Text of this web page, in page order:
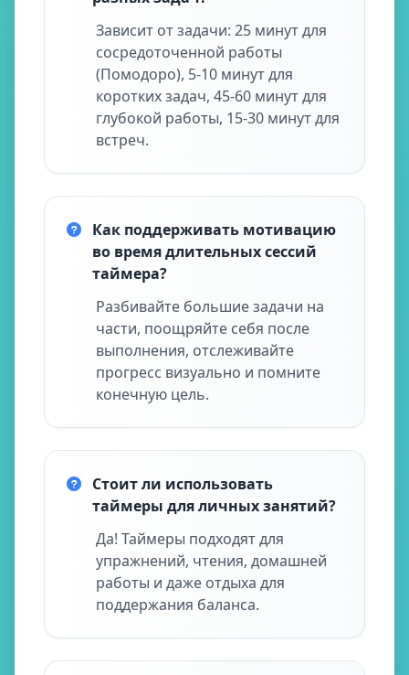
Зависит от задачи: 25 минут для
сосредоточенной работы
(Помодоро), 5-10 минут для
коротких задач, 45-60 минут для
глубокой работы, 15-30 минут для
встреч.
Как поддерживать мотивацию
во время длительных сессий
таймера?
Разбивайте большие задачи на
части, поощряйте себя после
выполнения, отслеживайте
прогресс визуально и помните
конечную цель.
Стоит ли использовать
таймеры для личных занятий?
Да! Таймеры подходят для
упражнений, чтения, домашней
работы и даже отдыха для
поддержания баланса.